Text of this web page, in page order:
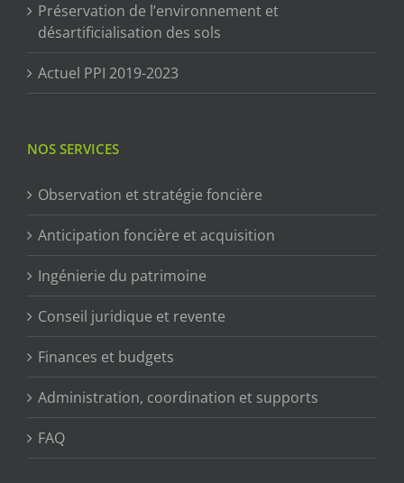
Préservation de l’environnement et
désartificialisation des sols
Actuel PPI 2019-2023
NOS SERVICES
Observation et stratégie foncière
Anticipation foncière et acquisition
Ingénierie du patrimoine
Conseil juridique et revente
Finances et budgets
Administration, coordination et supports
FAQ